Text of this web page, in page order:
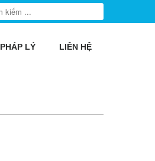
PHÁP LÝ LIÊN HỆ